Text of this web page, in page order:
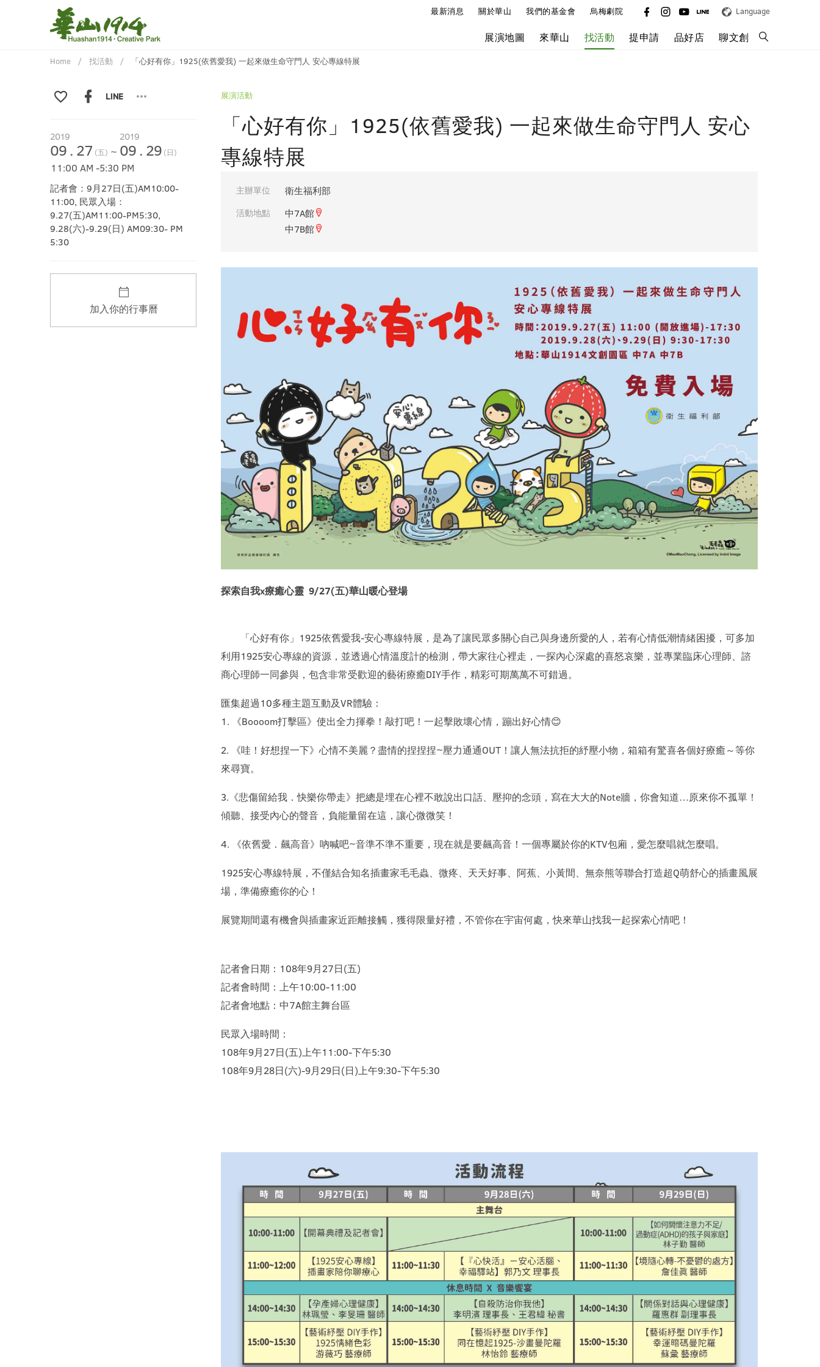
最新消息 關於華山 我們的基金會 烏梅劇院 Language
展演地圖 來華山 找活動 提申請 品好店 聊文創
Home 找活動 「心好有你」1925(依舊愛我) 一起來做生命守門人 安心專線特展
2019
09 . 27 (五) ~
2019
09 . 29 (日)
11:00 AM -5:30 PM
記者會：9月27日(五)AM10:00-
11:00, 民眾入場：
9.27(五)AM11:00-PM5:30,
9.28(六)-9.29(日) AM09:30- PM
5:30
加入你的行事曆
展演活動
「心好有你」1925(依舊愛我) 一起來做生命守門人 安心
專線特展
主辦單位 衛生福利部
活動地點
中7A館
中7B館
探索自我x療癒心靈 9/27(五)華山暖心登場
「心好有你」1925依舊愛我-安心專線特展，是為了讓民眾多關心自己與身邊所愛的人，若有心情低潮情緒困擾，可多加
利用1925安心專線的資源，並透過心情溫度計的檢測，帶大家往心裡走，一探內心深處的喜怒哀樂，並專業臨床心理師、諮
商心理師一同參與，包含非常受歡迎的藝術療癒DIY手作，精彩可期萬萬不可錯過。
匯集超過10多種主題互動及VR體驗：
1. 《Boooom打擊區》使出全力揮拳！敲打吧！一起擊敗壞心情，蹦出好心情😊
2. 《哇！好想捏一下》心情不美麗？盡情的捏捏捏~壓力通通OUT！讓人無法抗拒的紓壓小物，箱箱有驚喜各個好療癒～等你
來尋寶。
3.《悲傷留給我．快樂你帶走》把總是埋在心裡不敢說出口話、壓抑的念頭，寫在大大的Note牆，你會知道…原來你不孤單！
傾聽、接受內心的聲音，負能量留在這，讓心微微笑！
4. 《依舊愛．飆高音》吶喊吧~音準不準不重要，現在就是要飆高音！一個專屬於你的KTV包廂，愛怎麼唱就怎麼唱。
1925安心專線特展，不僅結合知名插畫家毛毛蟲、微疼、天天好事、阿蕉、小黃間、無奈熊等聯合打造超Q萌舒心的插畫風展
場，準備療癒你的心！
展覽期間還有機會與插畫家近距離接觸，獲得限量好禮，不管你在宇宙何處，快來華山找我一起探索心情吧！
記者會日期：108年9月27日(五)
記者會時間：上午10:00-11:00
記者會地點：中7A館主舞台區
民眾入場時間：
108年9月27日(五)上午11:00-下午5:30
108年9月28日(六)-9月29日(日)上午9:30-下午5:30